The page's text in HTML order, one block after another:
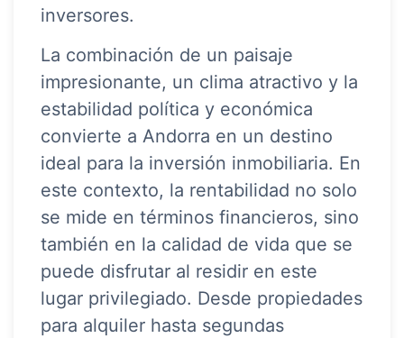
inversores.
La combinación de un paisaje
impresionante, un clima atractivo y la
estabilidad política y económica
convierte a Andorra en un destino
ideal para la inversión inmobiliaria. En
este contexto, la rentabilidad no solo
se mide en términos financieros, sino
también en la calidad de vida que se
puede disfrutar al residir en este
lugar privilegiado. Desde propiedades
para alquiler hasta segundas